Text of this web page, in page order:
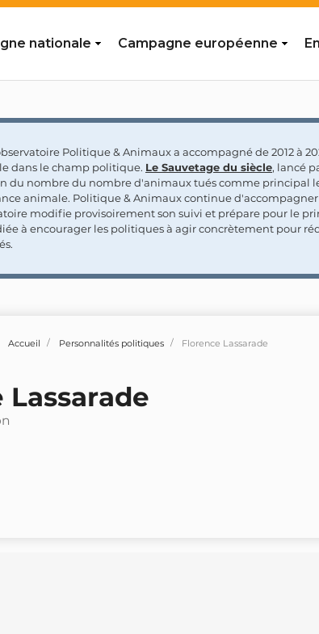
nationale Campagne européenne
Politique & Animaux a accompagné de 2012 à
dans le champ politique. Le Sauvetage du siècle, lancé
du nombre du nombre d'animaux tués comme principal
animale. Politique & Animaux continue d'accompagner
modifie provisoirement son suivi et prépare pour le
à encourager les politiques à agir concrètement pour
Accueil Personnalités politiques Florence Lassarade
Lassarade